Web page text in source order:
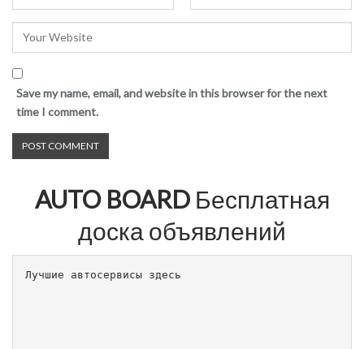
Save my name, email, and website in this browser for the next
time I comment.
AUTO BOARDБесплатная
доска объявлений
Лучшие автосервисы здесь